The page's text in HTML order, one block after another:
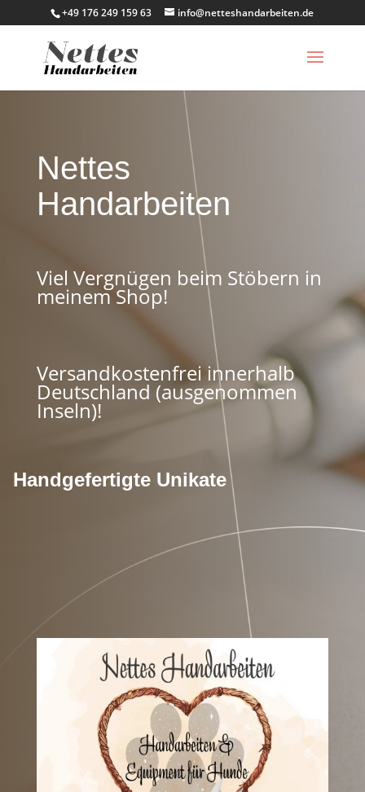
+49 176 249 159 63 info@netteshandarbeiten.de
Nettes
Handarbeiten
Viel Vergnügen beim Stöbern in
meinem Shop!
Versandkostenfrei innerhalb
Deutschland (ausgenommen
Inseln)!
Handgefertigte Unikate